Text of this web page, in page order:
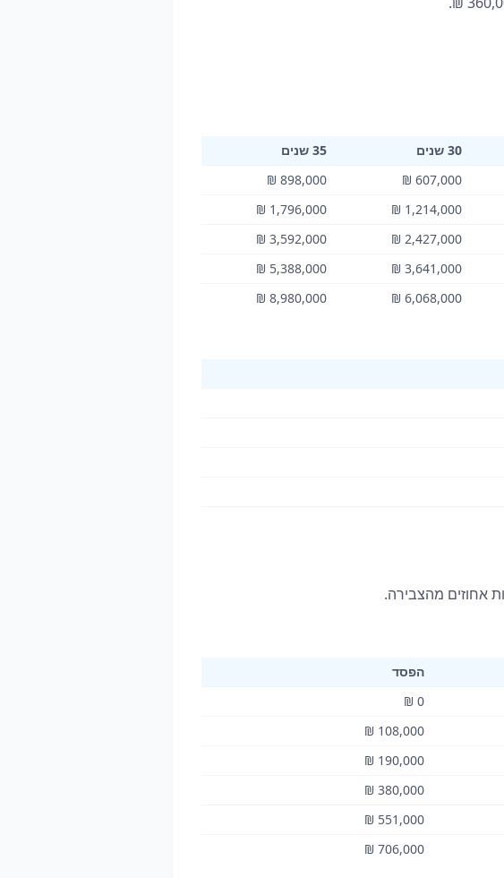
30 שנים
35 שנים
607,000 ₪
898,000 ₪
1,214,000 ₪
1,796,000 ₪
2,427,000 ₪
3,592,000 ₪
3,641,000 ₪
5,388,000 ₪
6,068,000 ₪
8,980,000 ₪
הפסד
0 ₪
108,000 ₪
190,000 ₪
380,000 ₪
551,000 ₪
706,000 ₪